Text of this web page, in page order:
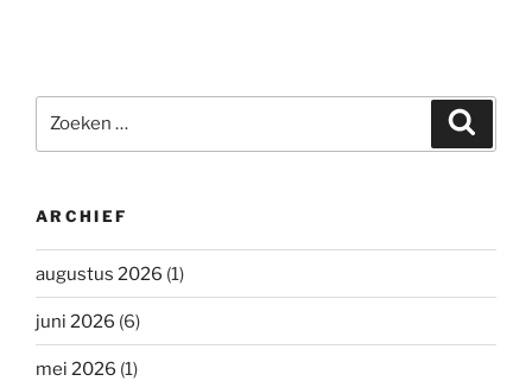
naar:
ARCHIEF
augustus 2026 (1)
juni 2026 (6)
mei 2026 (1)